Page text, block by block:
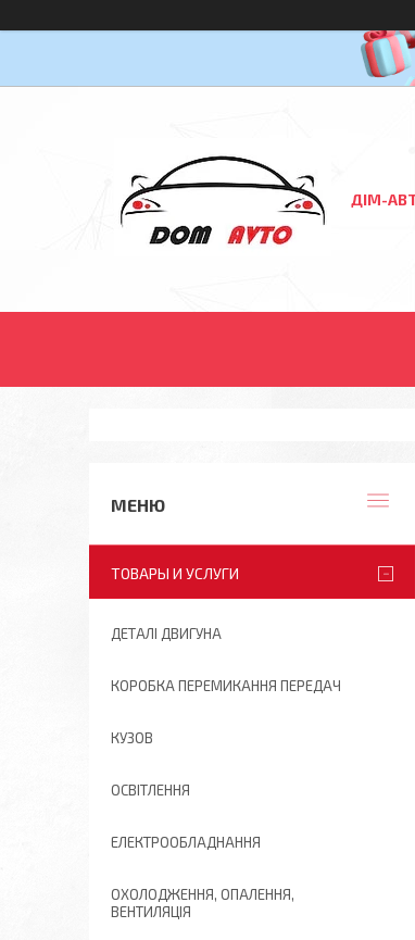
ДІМ-
ТОВАРЫ И УСЛУГИ
ДЕТАЛІ ДВИГУНА
КОРОБКА ПЕРЕМИКАННЯ ПЕРЕДАЧ
КУЗОВ
ОСВІТЛЕННЯ
ЕЛЕКТРООБЛАДНАННЯ
ОХОЛОДЖЕННЯ, ОПАЛЕННЯ,
ВЕНТИЛЯЦІЯ